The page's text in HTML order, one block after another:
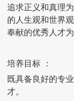
追求正义和真理
的人生观和世界
奉献的优秀人才为
培养目标 ：
既具备良好的专
才。